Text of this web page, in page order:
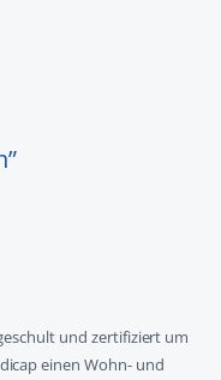
und zertifiziert um
einen Wohn- und